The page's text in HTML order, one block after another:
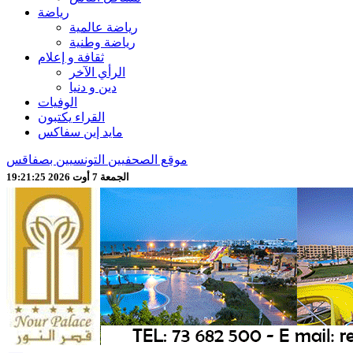
رياضة
رياضة عالمية
رياضة وطنية
ثقافة و إعلام
الرأي الآخر
دين و دنيا
الوفيات
القراء يكتبون
مايد إين سفاكس
موقع الصحفيين التونسيين بصفاقس
الجمعة 7 أوت 2026 19:21:27